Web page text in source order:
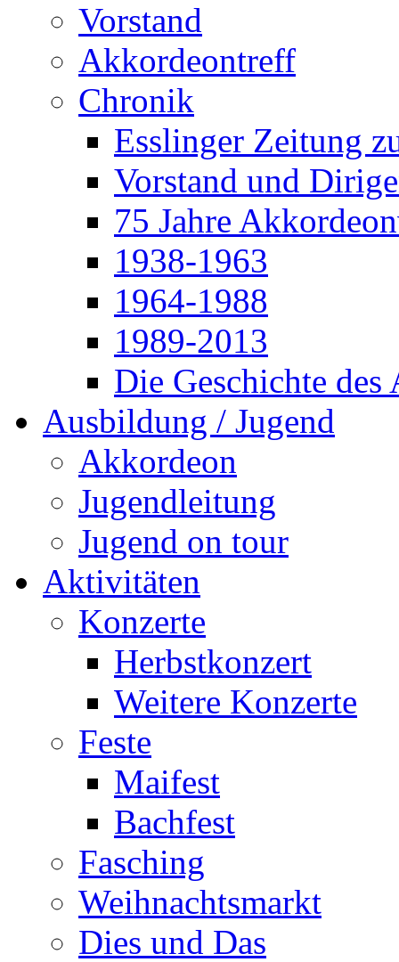
Vorstand
Akkordeontreff
Chronik
Esslinger Zeitung
Vorstand und
75 Jahre
1938-1963
1964-1988
1989-2013
Die Geschichte des
Ausbildung / Jugend
Akkordeon
Jugendleitung
Jugend on tour
Aktivitäten
Konzerte
Herbstkonzert
Weitere Konzerte
Feste
Maifest
Bachfest
Fasching
Weihnachtsmarkt
Dies und Das